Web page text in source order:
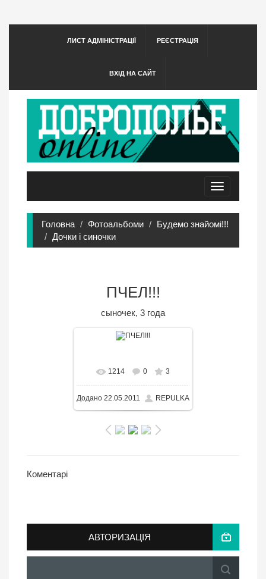
ЛИСТ АДМІНІСТРАЦІЇ РЕЄСТРАЦІЯ
ВХІД НА САЙТ
Toggle
navigation
Головна Фотоальбоми
Будемо знайомі!!!
Дочки і синочки
ПЧЕЛ!!!
сыночек, 3 года
3000x2250/ 682.8KB
1214 0 3
Додано 22.05.2011 REPULKA
Коментарі
АВТОРИЗАЦІЯ